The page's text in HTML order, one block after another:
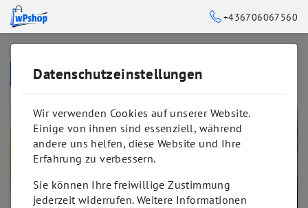
+436706067560
ZURÜCK ZUR STARTSEITE
Datenschutzeinstellungen
Wir verwenden Cookies auf unserer Website.
Einige von ihnen sind essenziell, während
andere uns helfen, diese Website und Ihre
Erfahrung zu verbessern.
Sie können Ihre freiwillige Zustimmung
jederzeit widerrufen. Weitere Informationen